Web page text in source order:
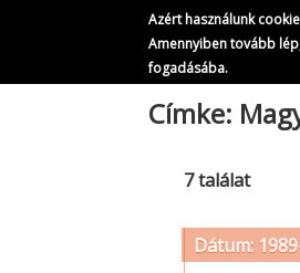
Azért használunk
Amennyiben tovább
fogadásába.
Címke:
7 találat
Dátum: